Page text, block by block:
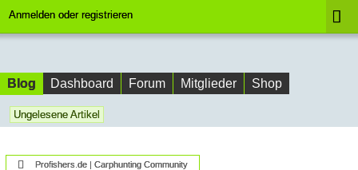
Anmelden oder registrieren
Blog Dashboard Forum Mitglieder Shop
Ungelesene Artikel
Profishers.de | Carphunting Community